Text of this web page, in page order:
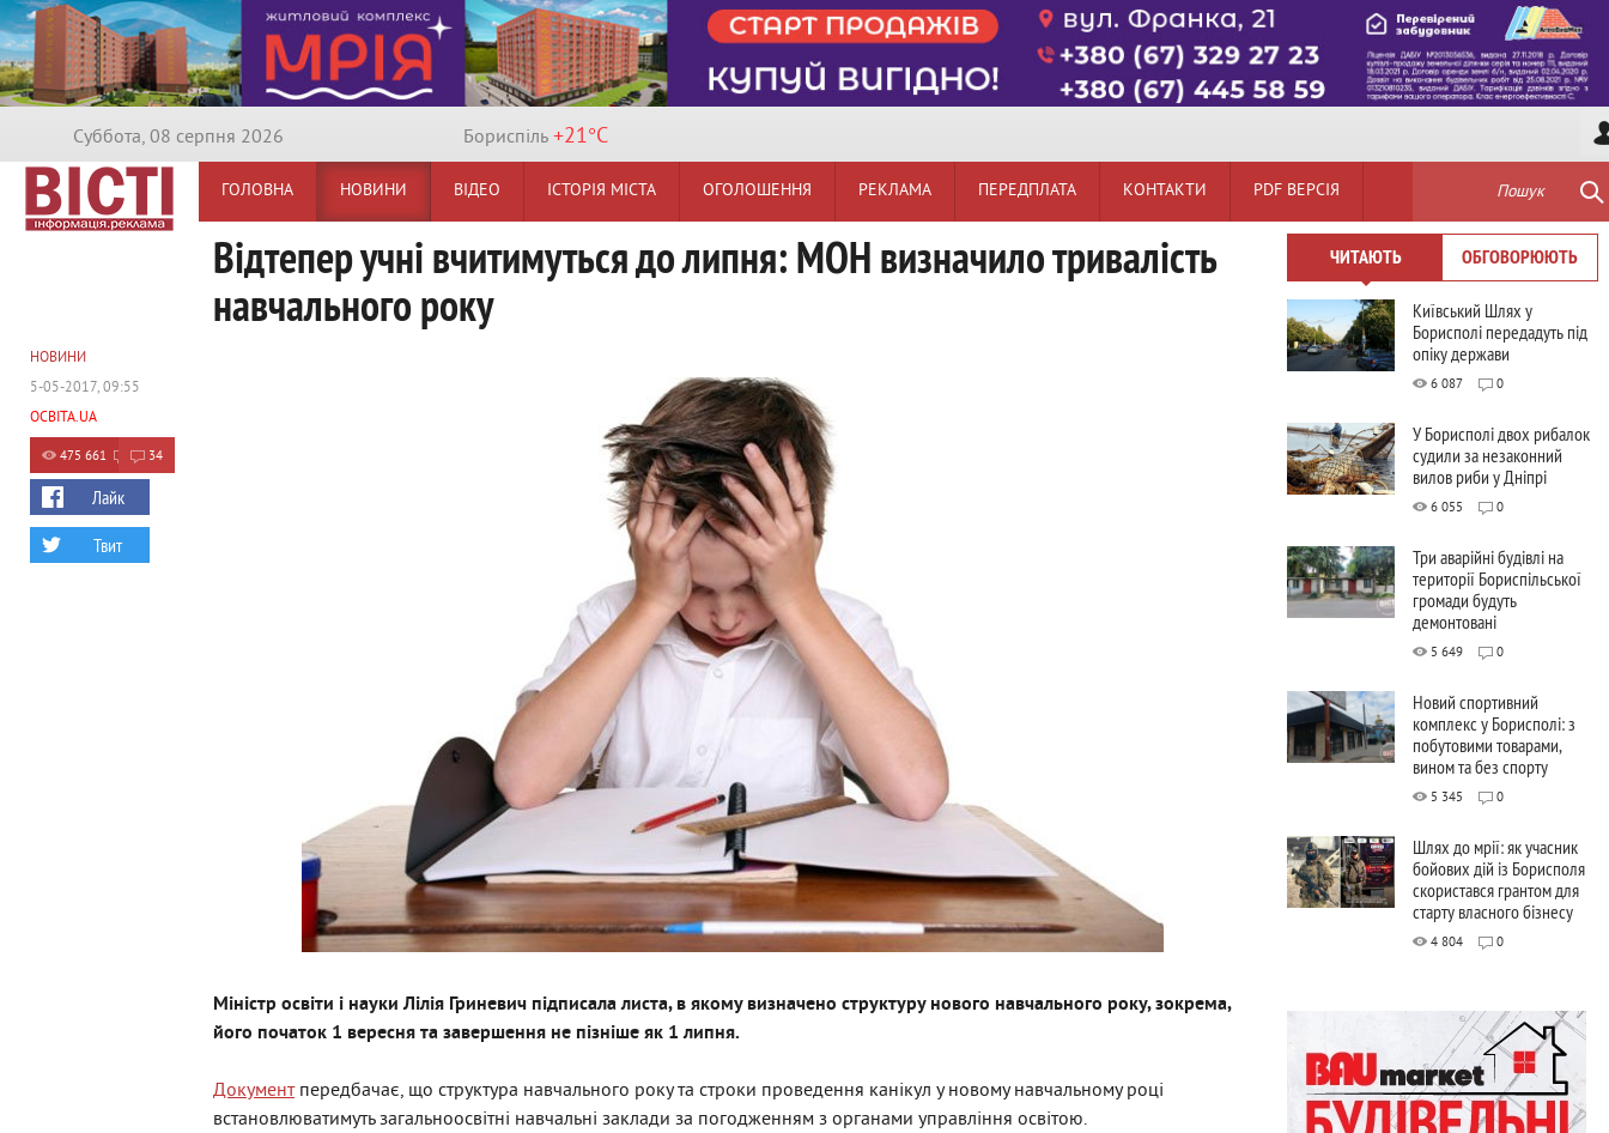
Суббота, 08 серпня 2026 Бориспiль +21°C
ГОЛОВНА НОВИНИ ВІДЕО ІСТОРІЯ МІСТА ОГОЛОШЕННЯ РЕКЛАМА ПЕРЕДПЛАТА КОНТАКТИ PDF ВЕРСІЯ Пошук
Відтепер учні вчитимуться до липня: МОН визначило тривалість
навчального року
Міністр освіти і науки Лілія Гриневич підписала листа, в якому визначено структуру нового навчального року, зокрема,
його початок 1 вересня та завершення не пізніше як 1 липня.
Документпередбачає, що структура навчального року та строки проведення канікул у новому навчальному році
встановлюватимуть загальноосвітні навчальні заклади за погодженням з органами управління освітою.
НОВИНИ
5-05-2017, 09:55
ОСВІТА.UA
475 661 34
Лайк
Твит
ЧИТАЮТЬ ОБГОВОРЮЮТЬ
Київський Шлях у
Борисполі передадуть під
опіку держави
6 087 0
У Борисполі двох рибалок
судили за незаконний
вилов риби у Дніпрі
6 055 0
Три аварійні будівлі на
території Бориспільської
громади будуть
демонтовані
5 649 0
Новий спортивний
комплекс у Борисполі: з
побутовими товарами,
вином та без спорту
5 345 0
Шлях до мрії: як учасник
бойових дій із Борисполя
скористався грантом для
старту власного бізнесу
4 804 0